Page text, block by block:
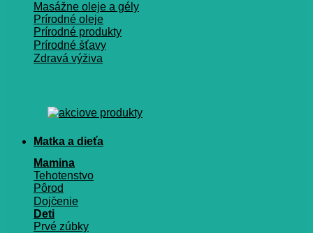
Masážne oleje a gély
Prírodné oleje
Prírodné produkty
Prírodné šťavy
Zdravá výživa
Matka a dieťa
Mamina
Tehotenstvo
Pôrod
Dojčenie
Deti
Prvé zúbky